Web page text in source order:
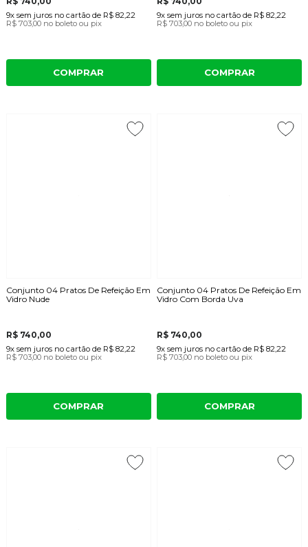
9x sem juros no cartãode R$ 82,22
R$ 703,00 no boleto ou pix
COMPRAR
9x sem juros no cartão de R$ 82,22
R$ 703,00 no boleto ou pix
COMPRAR
Conjunto 04 Pratos De Refeição Em
Vidro Nude
R$ 740,00
9x sem juros no cartãode R$ 82,22
R$ 703,00 no boleto ou pix
COMPRAR
Conjunto 04 Pratos De Refeição Em
Vidro Com Borda Uva
R$ 740,00
9x sem juros no cartão de R$ 82,22
R$ 703,00 no boleto ou pix
COMPRAR